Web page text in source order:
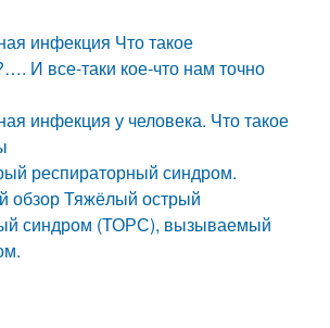
инфекция Что такое
И все-таки кое-что нам точно
инфекция у человека. Что такое
респираторный синдром.
обзор Тяжёлый острый
синдром (ТОРС), вызываемый